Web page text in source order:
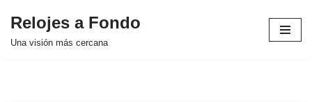
Skip
Relojes a Fondo
Una visión más cercana